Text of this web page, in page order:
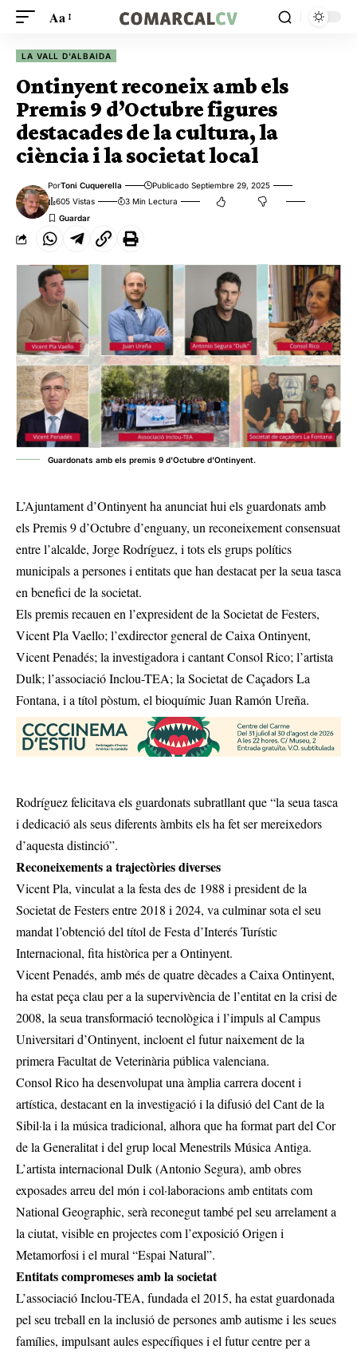
Aa
LA VALL D'ALBAIDA
Ontinyent reconeix amb els
Premis 9 d’Octubre figures
destacades de la cultura, la
ciència i la societat local
PorToni Cuquerella
Publicado Septiembre 29, 2025
605 Vistas
3 Min Lectura
Guardonats amb els premis 9 d'Octubre d'Ontinyent.
L’Ajuntament d’Ontinyent ha anunciat hui els guardonats amb
els Premis 9 d’Octubre d’enguany, un reconeixement consensuat
entre l’alcalde, Jorge Rodríguez, i tots els grups polítics
municipals a persones i entitats que han destacat per la seua tasca
en benefici de la societat.
Els premis recauen en l’expresident de la Societat de Festers,
Vicent Pla Vaello; l’exdirector general de Caixa Ontinyent,
Vicent Penadés; la investigadora i cantant Consol Rico; l’artista
Dulk; l’associació Inclou-TEA; la Societat de Caçadors La
Fontana, i a títol pòstum, el bioquímic Juan Ramón Ureña.
Rodríguez felicitava els guardonats subratllant que “la seua tasca
i dedicació als seus diferents àmbits els ha fet ser mereixedors
d’aquesta distinció”.
Reconeixements a trajectòries diverses
Vicent Pla, vinculat a la festa des de 1988 i president de la
Societat de Festers entre 2018 i 2024, va culminar sota el seu
mandat l’obtenció del títol de Festa d’Interés Turístic
Internacional, fita històrica per a Ontinyent.
Vicent Penadés, amb més de quatre dècades a Caixa Ontinyent,
ha estat peça clau per a la supervivència de l’entitat en la crisi de
2008, la seua transformació tecnològica i l’impuls al Campus
Universitari d’Ontinyent, incloent el futur naixement de la
primera Facultat de Veterinària pública valenciana.
Consol Rico ha desenvolupat una àmplia carrera docent i
artística, destacant en la investigació i la difusió del Cant de la
Sibil·la i la música tradicional, alhora que ha format part del Cor
de la Generalitat i del grup local Menestrils Música Antiga.
L’artista internacional Dulk (Antonio Segura), amb obres
exposades arreu del món i col·laboracions amb entitats com
National Geographic, serà reconegut també pel seu arrelament a
la ciutat, visible en projectes com l’exposició Origen i
Metamorfosi i el mural “Espai Natural”.
Entitats compromeses amb la societat
L’associació Inclou-TEA, fundada el 2015, ha estat guardonada
pel seu treball en la inclusió de persones amb autisme i les seues
famílies, impulsant aules específiques i el futur centre per a